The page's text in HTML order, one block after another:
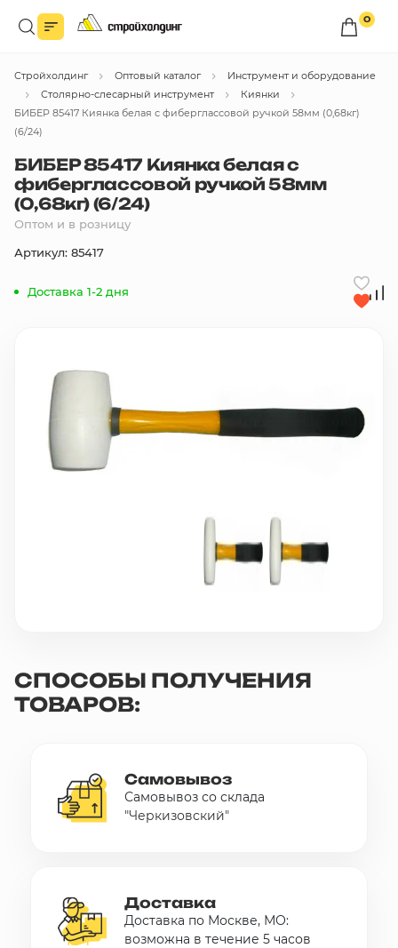
0
Войдите в личный кабинет
Вы сможете оформлять заказыпо оптовым ценам.
Войти
Каталог товаров
бренды
В корзину
10 000 ₽
Москва
Стройхолдинг Оптовый каталог
Инструмент и оборудование
Столярно-слесарный инструмент
Киянки
БИБЕР 85417 Киянка белая с фиберглассовой ручкой 58мм (0,68кг)
(6/24)
БИБЕР 85417 Киянка белая с
фиберглассовой ручкой 58мм
(0,68кг) (6/24)
Оптом и в розницу
Артикул: 85417
Доставка 1-2 дня
СПОСОБЫ ПОЛУЧЕНИЯ
ТОВАРОВ:
Самовывоз
Самовывоз со склада
"Черкизовский"
Доставка
Доставка по Москве, МО:
возможна в течение 5 часов